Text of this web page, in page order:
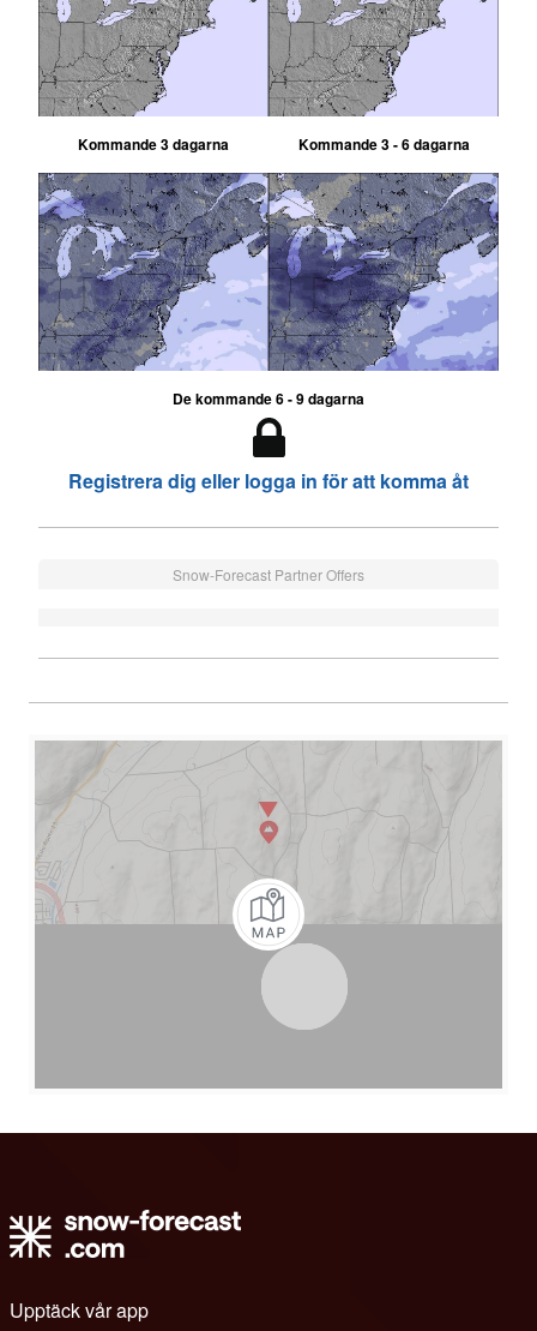
Kommande 3 dagarna Kommande 3 - 6 dagarna
De kommande 6 - 9 dagarna
Registrera dig eller logga in för att komma åt
Snow-Forecast Partner Offers
Upptäck vår app